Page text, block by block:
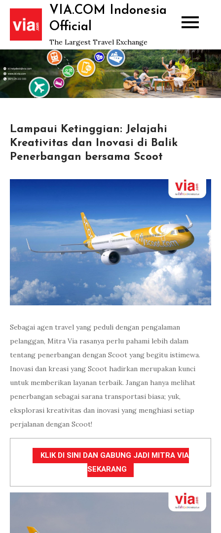
Skip
content
VIA.COM Indonesia
Official
The Largest Travel Exchange
Lampaui Ketinggian: Jelajahi
Kreativitas dan Inovasi di Balik
Penerbangan bersama Scoot
Sebagai agen travel yang peduli dengan pengalaman
pelanggan, Mitra Via rasanya perlu pahami lebih dalam
tentang penerbangan dengan Scoot yang begitu istimewa.
Inovasi dan kreasi yang Scoot hadirkan merupakan kunci
untuk memberikan layanan terbaik. Jangan hanya melihat
penerbangan sebagai sarana transportasi biasa; yuk,
eksplorasi kreativitas dan inovasi yang menghiasi setiap
perjalanan dengan Scoot!
KLIK DI SINI DAN GABUNG JADI MITRA VIA
SEKARANG